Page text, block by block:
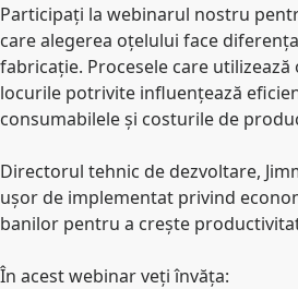
Participați la webinarul nostru
care alegerea oțelului face
fabricație. Procesele care
locurile potrivite influențează
consumabilele și costurile de
Directorul tehnic de dezvoltare,
ușor de implementat privind
banilor pentru a crește
În acest webinar veți învăța: